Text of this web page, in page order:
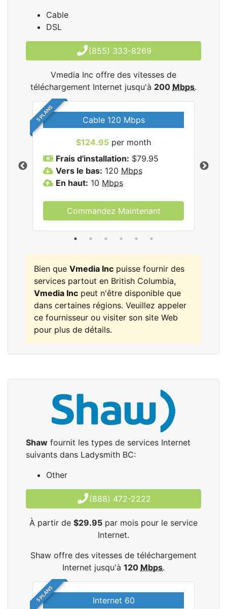
Cable
DSL
(855) 333-8269
Vmedia Inc offre des vitesses de
téléchargement Internet jusqu'à 200 Mbps.
5 PLANS Cable 120 Mbps
$124.95 per month
Frais d'installation: $79.95
Vers le bas: 120 Mbps
En haut: 10 Mbps
Commandez Maintenant
Bien que Vmedia Inc puisse fournir des
services partout en British Columbia,
Vmedia Inc peut n'être disponible que
dans certaines régions. Veuillez appeler
ce fournisseur ou visiter son site Web
pour plus de détails.
Shaw fournit les types de services Internet
suivants dans Ladysmith BC:
Other
(888) 472-2222
À partir de $29.95 par mois pour le service
Internet.
Shaw offre des vitesses de téléchargement
Internet jusqu'à 120 Mbps.
5 PLANS Internet 60